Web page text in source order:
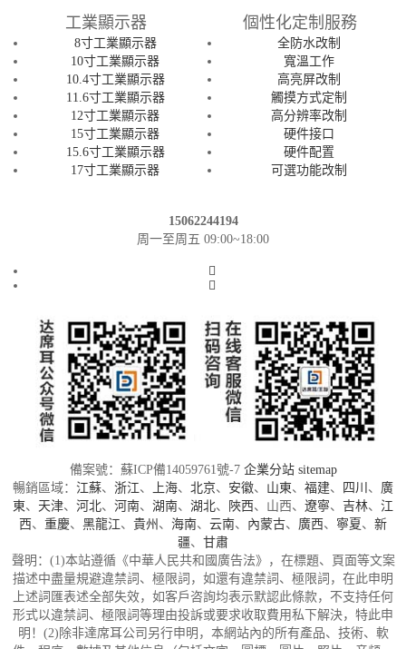
工業顯示器
8寸工業顯示器
10寸工業顯示器
10.4寸工業顯示器
11.6寸工業顯示器
12寸工業顯示器
15寸工業顯示器
15.6寸工業顯示器
17寸工業顯示器
個性化定制服務
全防水改制
寬溫工作
高亮屏改制
觸摸方式定制
高分辨率改制
硬件接口
硬件配置
可選功能改制
15062244194
周一至周五 09:00~18:00
備案號：蘇ICP備14059761號-7 企業分站 sitemap
暢銷區域： 江蘇、 浙江、 上海、 北京、 安徽、 山東、 福建、 四川 、 廣
東、 天津、 河北、 河南、 湖南、 湖北、 陜西、山西、 遼寧、 吉林、 江
西、 重慶、 黑龍江、 貴州 、 海南、 云南、 內蒙古、 廣西、 寧夏 、 新
疆、 甘肅
聲明：(1)本站遵循《中華人民共和國廣告法》，在標題、頁面等文案
描述中盡量規避違禁詞、極限詞，如還有違禁詞、極限詞，在此申明
上述詞匯表述全部失效，如客戶咨詢均表示默認此條款，不支持任何
形式以違禁詞、極限詞等理由投訴或要求收取費用私下解決，特此申
明！(2)除非達席耳公司另行申明，本網站內的所有產品、技術、軟